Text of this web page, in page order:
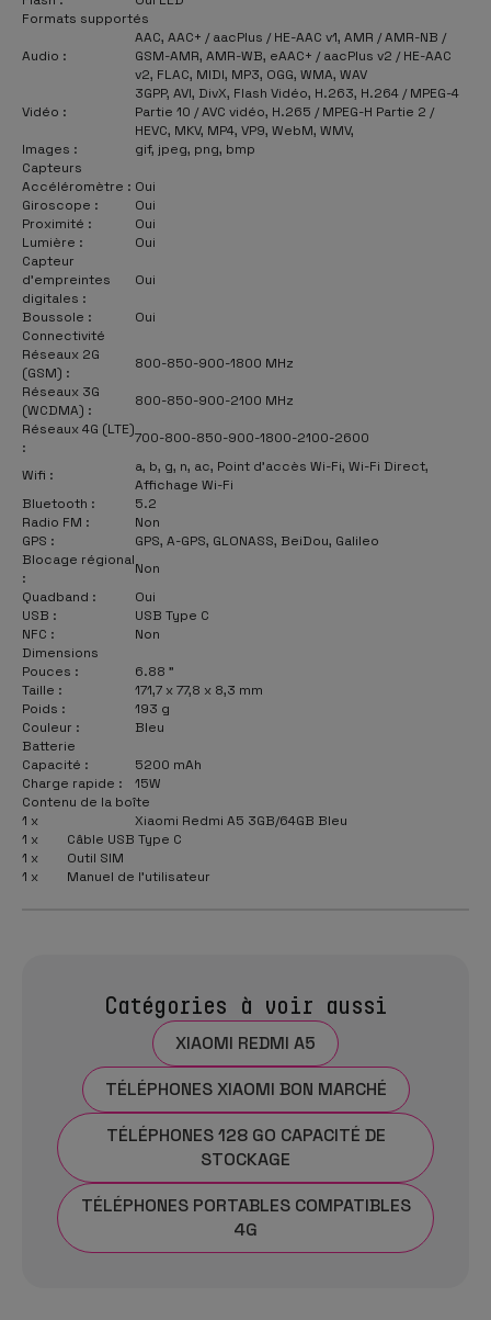
Formats supportés
Audio :
AAC, AAC+ / aacPlus / HE-AAC v1, AMR / AMR-NB /
GSM-AMR, AMR-WB, eAAC+ / aacPlus v2 / HE-AAC
v2, FLAC, MIDI, MP3, OGG, WMA, WAV
Vidéo :
3GPP, AVI, DivX, Flash Vidéo, H.263, H.264 / MPEG-4
Partie 10 / AVC vidéo, H.265 / MPEG-H Partie 2 /
HEVC, MKV, MP4, VP9, WebM, WMV,
Images :
gif, jpeg, png, bmp
Capteurs
Accéléromètre : Oui
Giroscope :
Oui
Proximité :
Oui
Lumière :
Oui
Capteur
d'empreintes
digitales :
Oui
Boussole :
Oui
Connectivité
Réseaux 2G
(GSM) :
800-850-900-1800 MHz
Réseaux 3G
(WCDMA) :
800-850-900-2100 MHz
Réseaux 4G (LTE)
:
700-800-850-900-1800-2100-2600
Wifi :
a, b, g, n, ac, Point d'accès Wi-Fi, Wi-Fi Direct,
Affichage Wi-Fi
Bluetooth :
5.2
Radio FM :
Non
GPS :
GPS, A-GPS, GLONASS, BeiDou, Galileo
Blocage régional
:
Non
Quadband :
Oui
USB :
USB Type C
NFC :
Non
Dimensions
Pouces :
6.88 "
Taille :
171,7 x 77,8 x 8,3 mm
Poids :
193 g
Couleur :
Bleu
Batterie
Capacité :
5200 mAh
Charge rapide :
15W
Contenu de la boîte
1 x
Xiaomi Redmi A5 3GB/64GB Bleu
1 x
Câble USB Type C
1 x
Outil SIM
1 x
Manuel de l'utilisateur
Catégories à voir aussi
XIAOMI REDMI A5
TÉLÉPHONES XIAOMI BON MARCHÉ
TÉLÉPHONES 128 GO CAPACITÉ DE
STOCKAGE
TÉLÉPHONES PORTABLES COMPATIBLES
4G